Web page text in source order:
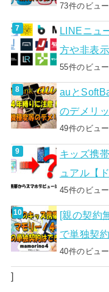
73件のビュー
LINEニュ
方や非表
55件のビュー
auと
のデメリ
49件のビュー
キッズ携
ュアル【
45件のビュー
[親の契約
で単独契
40件のビュー
]